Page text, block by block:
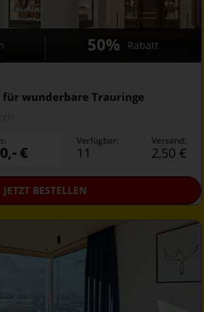
für wunderbare Trauringe
50% Rabatt
€
Verfügbar:
11
Versand:
2,50 €
JETZTBESTELLEN